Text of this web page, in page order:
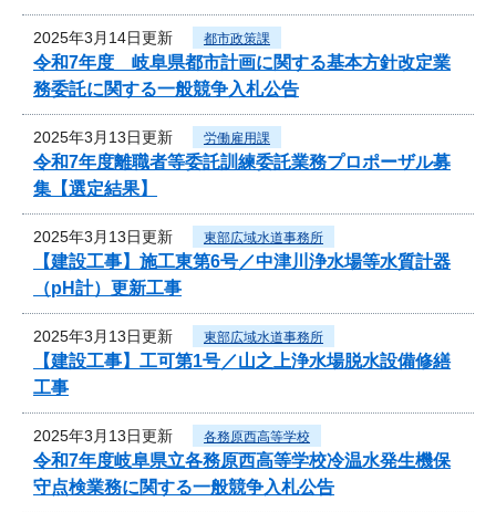
2025年3月14日更新 都市政策課
令和7年度 岐阜県都市計画に関する基本方針改定業
務委託に関する一般競争入札公告
2025年3月13日更新 労働雇用課
令和7年度離職者等委託訓練委託業務プロポーザル募
集【選定結果】
2025年3月13日更新 東部広域水道事務所
【建設工事】施工東第6号／中津川浄水場等水質計器
（pH計）更新工事
2025年3月13日更新 東部広域水道事務所
【建設工事】工可第1号／山之上浄水場脱水設備修繕
工事
2025年3月13日更新 各務原西高等学校
令和7年度岐阜県立各務原西高等学校冷温水発生機保
守点検業務に関する一般競争入札公告